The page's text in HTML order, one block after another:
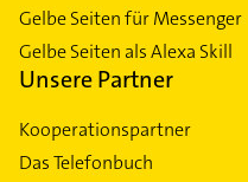
Gelbe Seiten für Messenger
Gelbe Seiten als Alexa Skill
Unsere Partner
Kooperationspartner
Das Telefonbuch